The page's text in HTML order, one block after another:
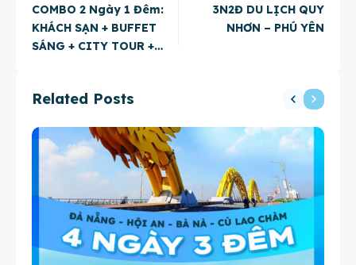
COMBO 2 Ngày 1 Đêm:
KHÁCH SẠN + BUFFET
SÁNG + CITY TOUR +
3N2Đ DU LỊCH QUY
NHƠN – PHÚ YÊN
Related Posts